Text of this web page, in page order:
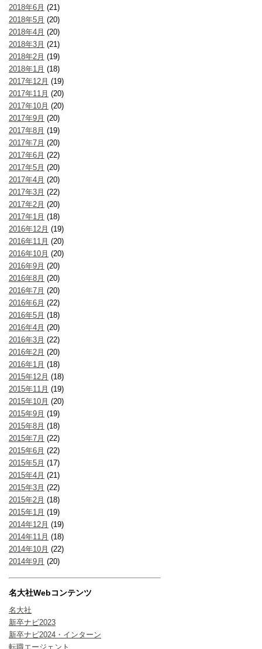
2018年6月 (21)
2018年5月 (20)
2018年4月 (20)
2018年3月 (21)
2018年2月 (19)
2018年1月 (18)
2017年12月 (19)
2017年11月 (20)
2017年10月 (20)
2017年9月 (20)
2017年8月 (19)
2017年7月 (20)
2017年6月 (22)
2017年5月 (20)
2017年4月 (20)
2017年3月 (22)
2017年2月 (20)
2017年1月 (18)
2016年12月 (19)
2016年11月 (20)
2016年10月 (20)
2016年9月 (20)
2016年8月 (20)
2016年7月 (20)
2016年6月 (22)
2016年5月 (18)
2016年4月 (20)
2016年3月 (22)
2016年2月 (20)
2016年1月 (18)
2015年12月 (18)
2015年11月 (19)
2015年10月 (20)
2015年9月 (19)
2015年8月 (18)
2015年7月 (22)
2015年6月 (22)
2015年5月 (17)
2015年4月 (21)
2015年3月 (22)
2015年2月 (18)
2015年1月 (19)
2014年12月 (19)
2014年11月 (18)
2014年10月 (22)
2014年9月 (20)
名大社Webコンテンツ
名大社
新卒ナビ2023
新卒ナビ2024・インターン
転職エージェント